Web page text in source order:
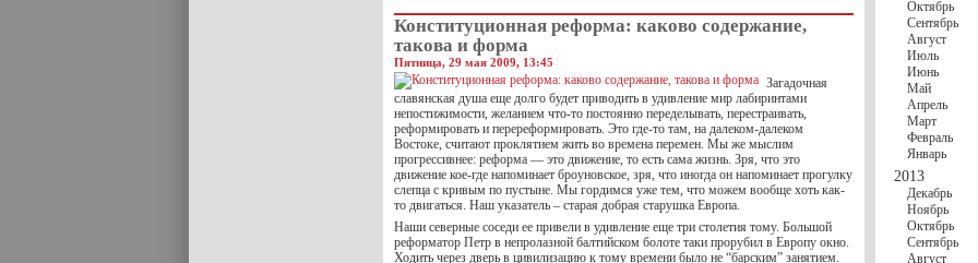
Конституционная реформа: каково содержание,
такова и форма
Пятница, 29 мая 2009, 13:45
Загадочная
славянская душа еще долго будет приводить в удивление мир лабиринтами
непостижимости, желанием что-то постоянно переделывать, перестраивать,
реформировать и перереформировать. Это где-то там, на далеком-далеком
Востоке, считают проклятием жить во времена перемен. Мы же мыслим
прогрессивнее: реформа — это движение, то есть сама жизнь. Зря, что это
движение кое-где напоминает броуновское, зря, что иногда он напоминает прогулку
слепца с кривым по пустыне. Мы гордимся уже тем, что можем вообще хоть как-
то двигаться. Наш указатель – старая добрая старушка Европа.
Наши северные соседи ее привели в удивление еще три столетия тому. Большой
реформатор Петр в непролазной балтийском болоте таки прорубил в Европу окно.
Ходить через дверь в цивилизацию к тому времени было не “барским” занятием.
Октябрь
Сентябрь
Август
Июль
Июнь
Май
Апрель
Март
Февраль
Январь
2013
Декабрь
Ноябрь
Октябрь
Сентябрь
Август